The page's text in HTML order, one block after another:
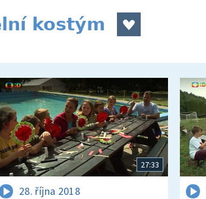
kostým
27:33
28. října 2018